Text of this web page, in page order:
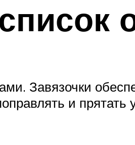
Завязочки
и прятать